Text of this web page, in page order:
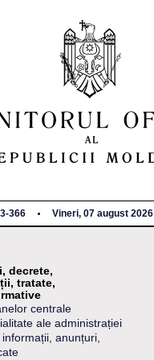
366 Vineri, 07 august 2026
decrete,
tratate,
centrale
ale administrației
informații, anunțuri,